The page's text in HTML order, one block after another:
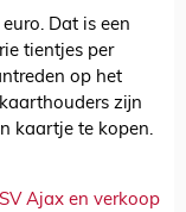
Dat is een
tientjes per
op het
zijn
kaartje te kopen.
Ajax en verkoop